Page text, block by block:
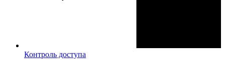
Контроль доступа